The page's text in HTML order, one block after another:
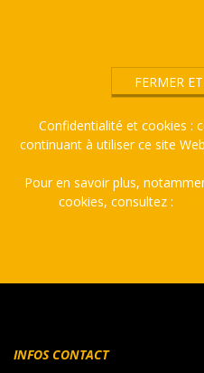
Confidentialité et cookies :
continuant à utiliser ce site
Pour en savoir plus,
cookies, consultez :
INFOS CONTACT